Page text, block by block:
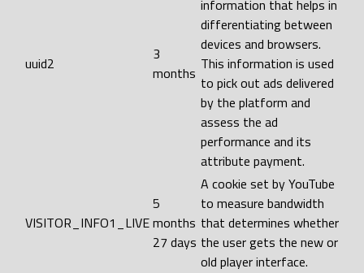
uuid2
3
months
information that helps in
differentiating between
devices and browsers.
This information is used
to pick out ads delivered
by the platform and
assess the ad
performance and its
attribute payment.
VISITOR_INFO1_LIVE
5
months
27 days
A cookie set by YouTube
to measure bandwidth
that determines whether
the user gets the new or
old player interface.